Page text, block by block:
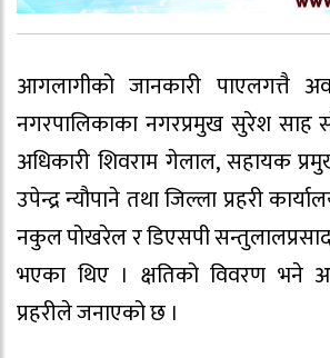
आगलागीको जानकारी पाएलगत्तै
नगरपालिकाका नगरप्रमुख सुरेश साह
अधिकारी शिवराम गेलाल, सहायक
उपेन्द्र न्यौपाने तथा जिल्ला प्रहरी
नकुल पोखरेल र डिएसपी
भएका थिए । क्षतिको विवरण
प्रहरीले जनाएको छ ।